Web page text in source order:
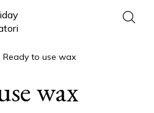
Ready to use wax
wax